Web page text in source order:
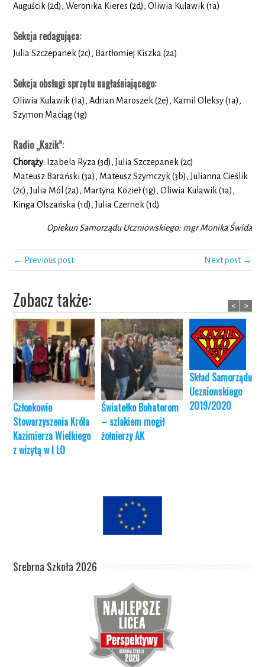
Auguścik (2d), Weronika Kieres (2d), Oliwia Kulawik (1a)
Sekcja redagująca:
Julia Szczepanek (2c), Bartłomiej Kiszka (2a)
Sekcja obsługi sprzętu nagłaśniającego:
Oliwia Kulawik (1a), Adrian Maroszek (2e), Kamil Oleksy (1a),
Szymon Maciąg (1g)
Radio „Kazik”:
Chorąży: Izabela Ryza (3d), Julia Szczepanek (2c)
Mateusz Barański (3a), Mateusz Szymczyk (3b), Julianna Cieślik
(2c), Julia Mól (2a), Martyna Kozieł (1g), Oliwia Kulawik (1a),
Kinga Olszańska (1d), Julia Czernek (1d)
Opiekun Samorządu Uczniowskiego: mgr Monika Świda
← Previous post Next post →
Zobacz także:
Członkowie
Stowarzyszenia Króla
Kazimierza Wielkiego
z wizytą w I LO
Światełko Bohaterom
– szlakiem mogił
żołnierzy AK
Skład Samorządu
Uczniowskiego
2019/2020
< >
Srebrna Szkoła 2026